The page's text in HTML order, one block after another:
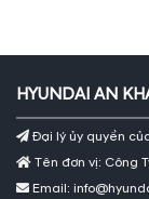
HYUNDAI AN
Đại lý ủy quyền
Tên đơn vị: Công
Email: